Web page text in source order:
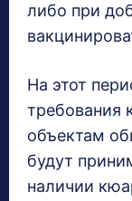
либо при
На этот
требования
объектам
будут
наличии